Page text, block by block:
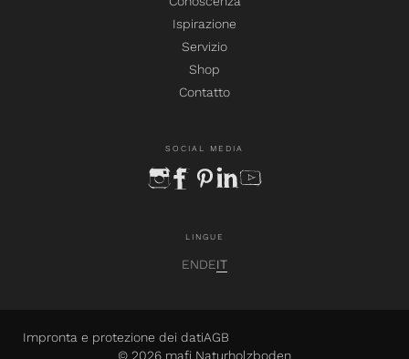
Ispirazione
Servizio
Shop
Contatto
SOCIAL MEDIA
instagram
facebook
pinterest
linkedinyoutube
LINGUE
ENDEIT
Impronta e protezione dei datiAGB
© 2026 mafi Naturholzboden